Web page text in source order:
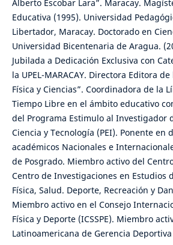
Alberto Escobar Lara”. Maracay.
Educativa (1995). Universidad
Libertador, Maracay. Doctorado en
Universidad Bicentenaria de Aragua.
Jubilada a Dedicación Exclusiva con
la UPEL-MARACAY. Directora Editora
Física y Ciencias”. Coordinadora de la
Tiempo Libre en el ámbito educativo
del Programa Estimulo al Investigador
Ciencia y Tecnología (PEI). Ponente en
académicos Nacionales e
de Posgrado. Miembro activo del
Centro de Investigaciones en Estudios
Física, Salud. Deporte, Recreación y
Miembro activo en el Consejo
Física y Deporte (ICSSPE). Miembro
Latinoamericana de Gerencia Deportiva